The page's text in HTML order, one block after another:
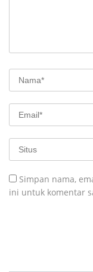
Simpan nama,
ini untuk komentar